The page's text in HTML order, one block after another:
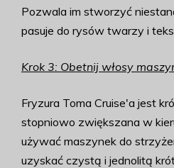
Pozwala im stworzyć
pasuje do rysów twarzy i
Krok 3: Obetnij włosy
Fryzura Toma Cruise'a jest
stopniowo zwiększana w
używać maszynek do
uzyskać czystą i jednolitą